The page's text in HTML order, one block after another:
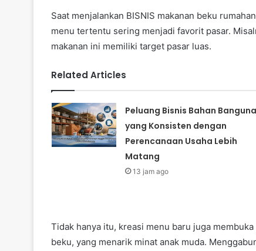
Saat menjalankan BISNIS makanan beku
menu tertentu sering menjadi favorit pasar.
makanan ini memiliki target pasar luas.
Related Articles
Peluang Bisnis Bahan
yang Konsisten dengan
Perencanaan Usaha Lebih
Matang
13 jam ago
Tidak hanya itu, kreasi menu baru juga
beku, yang menarik minat anak muda.